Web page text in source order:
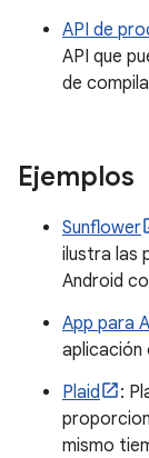
API de
API que
de
Ejemplos
Sunflower
ilustra las
Android
App para
aplicación
Plaid
:
mismo